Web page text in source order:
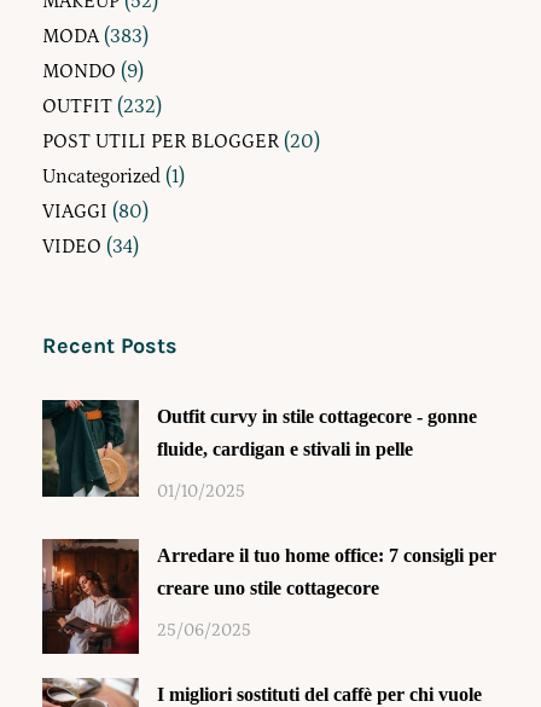
MODA(383)
MONDO (9)
OUTFIT (232)
POST UTILI PER BLOGGER (20)
Uncategorized (1)
VIAGGI (80)
VIDEO (34)
Recent Posts
Outfit curvy in stile cottagecore - gonne
fluide, cardigan e stivali in pelle
01/10/2025
Arredare il tuo home office: 7 consigli per
creare uno stile cottagecore
25/06/2025
I migliori sostituti del caffè per chi vuole